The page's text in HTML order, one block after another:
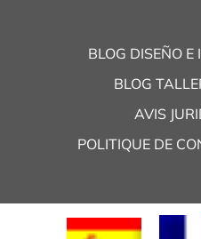
BLOG DISEÑO E
BLOG
AVIS
POLITIQUE DE